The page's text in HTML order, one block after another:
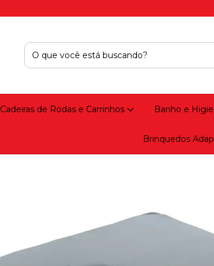
Cadeiras de Rodas e Carrinhos Banho e
Brinquedos